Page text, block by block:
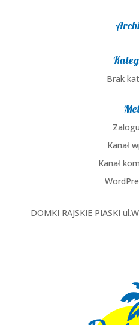
Brak
Kanał
Kanał
DOMKI RAJSKIE PIASKI